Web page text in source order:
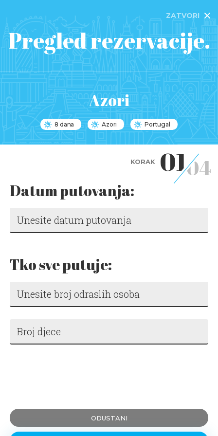
ZATVORI
Pregled rezervacije.
Azori
8 dana Azori Portugal
KORAK 0104
Datum putovanja:
Tko sve putuje:
ODUSTANI